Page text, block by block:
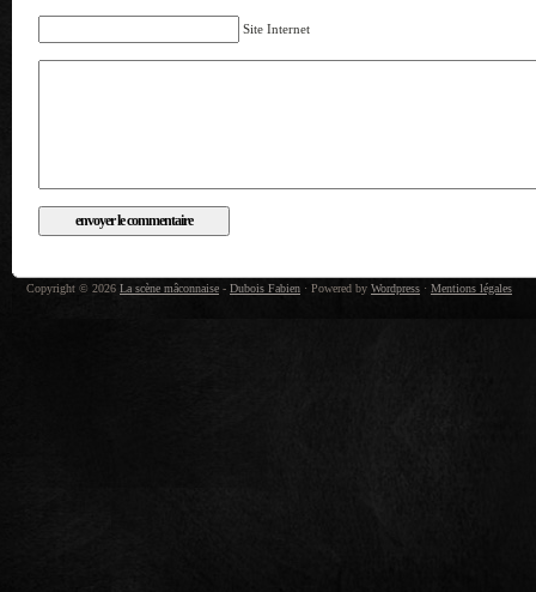
Site Internet
Copyright © 2026 La scène mâconnaise - Dubois Fabien · Powered by Wordpress · Mentions légales